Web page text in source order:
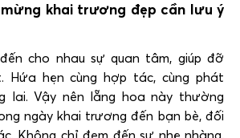
khai trương đẹp cần lưu ý
cho nhau sự quan tâm, giúp đỡ
Hứa hẹn cùng hợp tác, cùng phát
lai. Vậy nên lẵng hoa này thường
ngày khai trương đến bạn bè, đối